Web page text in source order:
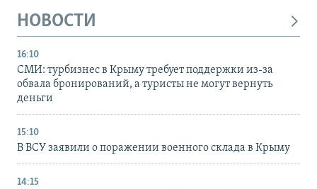
НОВОСТИ
16:10
СМИ: турбизнес в Крыму требует поддержки из-за
обвала бронирований, а туристы не могут вернуть
деньги
15:10
В ВСУ заявили о поражении военного склада в Крыму
14:15